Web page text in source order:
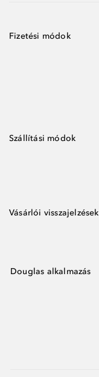
Fizetési módok
Szállítási módok
Vásárlói visszajelzések
Douglas alkalmazás